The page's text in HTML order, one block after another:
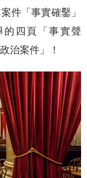
件「事實確鑿」
的四頁「事實聲
治案件」！